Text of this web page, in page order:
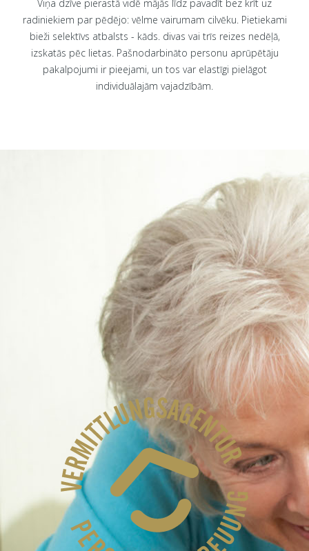
Viņa dzīve pierastā vidē mājās līdz pavadīt bez krīt uz
radiniekiem par pēdējo: vēlme vairumam cilvēku. Pietiekami
bieži selektīvs atbalsts - kāds. divas vai trīs reizes nedēļā,
izskatās pēc lietas. Pašnodarbināto personu aprūpētāju
pakalpojumi ir pieejami, un tos var elastīgi pielāgot
individuālajām vajadzībām.